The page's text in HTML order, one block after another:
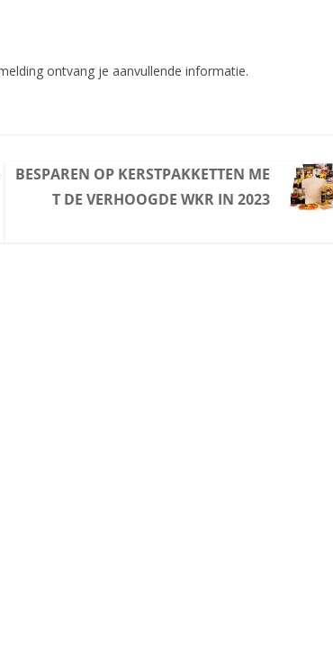
ontvang je aanvullende informatie.
BESPAREN OP KERSTPAKKETTEN ME
T DE VERHOOGDE WKR IN 2023